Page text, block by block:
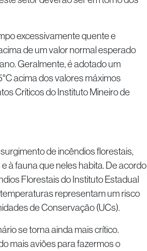
excessivamente quente e
de um valor normal esperado
Geralmente, é adotado um
acima dos valores máximos
Críticos do Instituto Mineiro de
de incêndios florestais,
à fauna que neles habita. De acordo
Florestais do Instituto Estadual
representam um risco
de Conservação (UCs).
se torna ainda mais crítico.
mais aviões para fazermos o